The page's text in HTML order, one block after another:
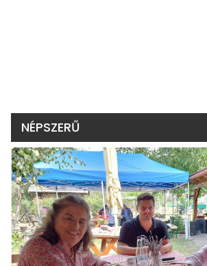
NÉPSZERŰ